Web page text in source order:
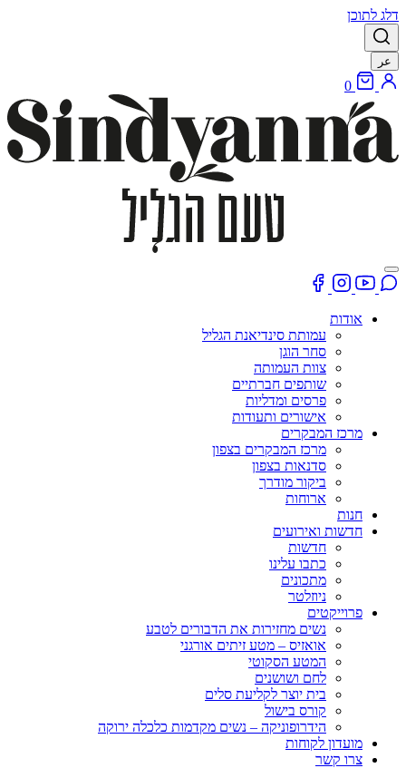
דלג לתוכן
عر
0
אודות
עמותת סינדיאנת הגליל
סחר הוגן
צוות העמותה
שותפים חברתיים
פרסים ומדליות
אישורים ותעודות
מרכז המבקרים
מרכז המבקרים בצפון
סדנאות בצפון
ביקור מודרך
ארוחות
חנות
חדשות ואירועים
חדשות
כתבו עלינו
מתכונים
ניוזלטר
פרוייקטים
נשים מחזירות את הדבורים לטבע
אואזיס – מטע זיתים אורגני
המטע הסקוטי
לחם ושושנים
בית יוצר לקליעת סלים
קורס בישול
הידרופוניקה – נשים מקדמות כלכלה ירוקה
מועדון לקוחות
צרו קשר